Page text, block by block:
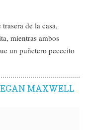
de la casa,
mientras ambos
un puñetero pececito
MAXWELL